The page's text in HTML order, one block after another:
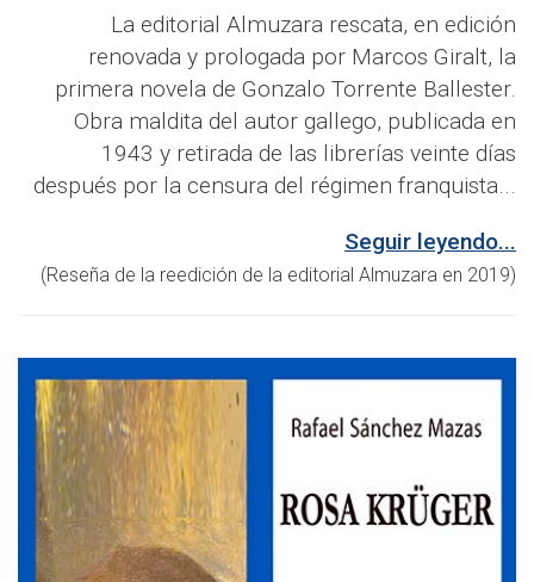
La editorial Almuzara rescata, en edición
renovada y prologada por Marcos Giralt, la
primera novela de Gonzalo Torrente Ballester.
Obra maldita del autor gallego, publicada en
1943 y retirada de las librerías veinte días
después por la censura del régimen franquista...
Seguir leyendo...
(Reseña de la reedición de la editorial Almuzara en 2019)